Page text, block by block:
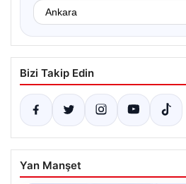
Bizi Takip Edin
Yan Manşet